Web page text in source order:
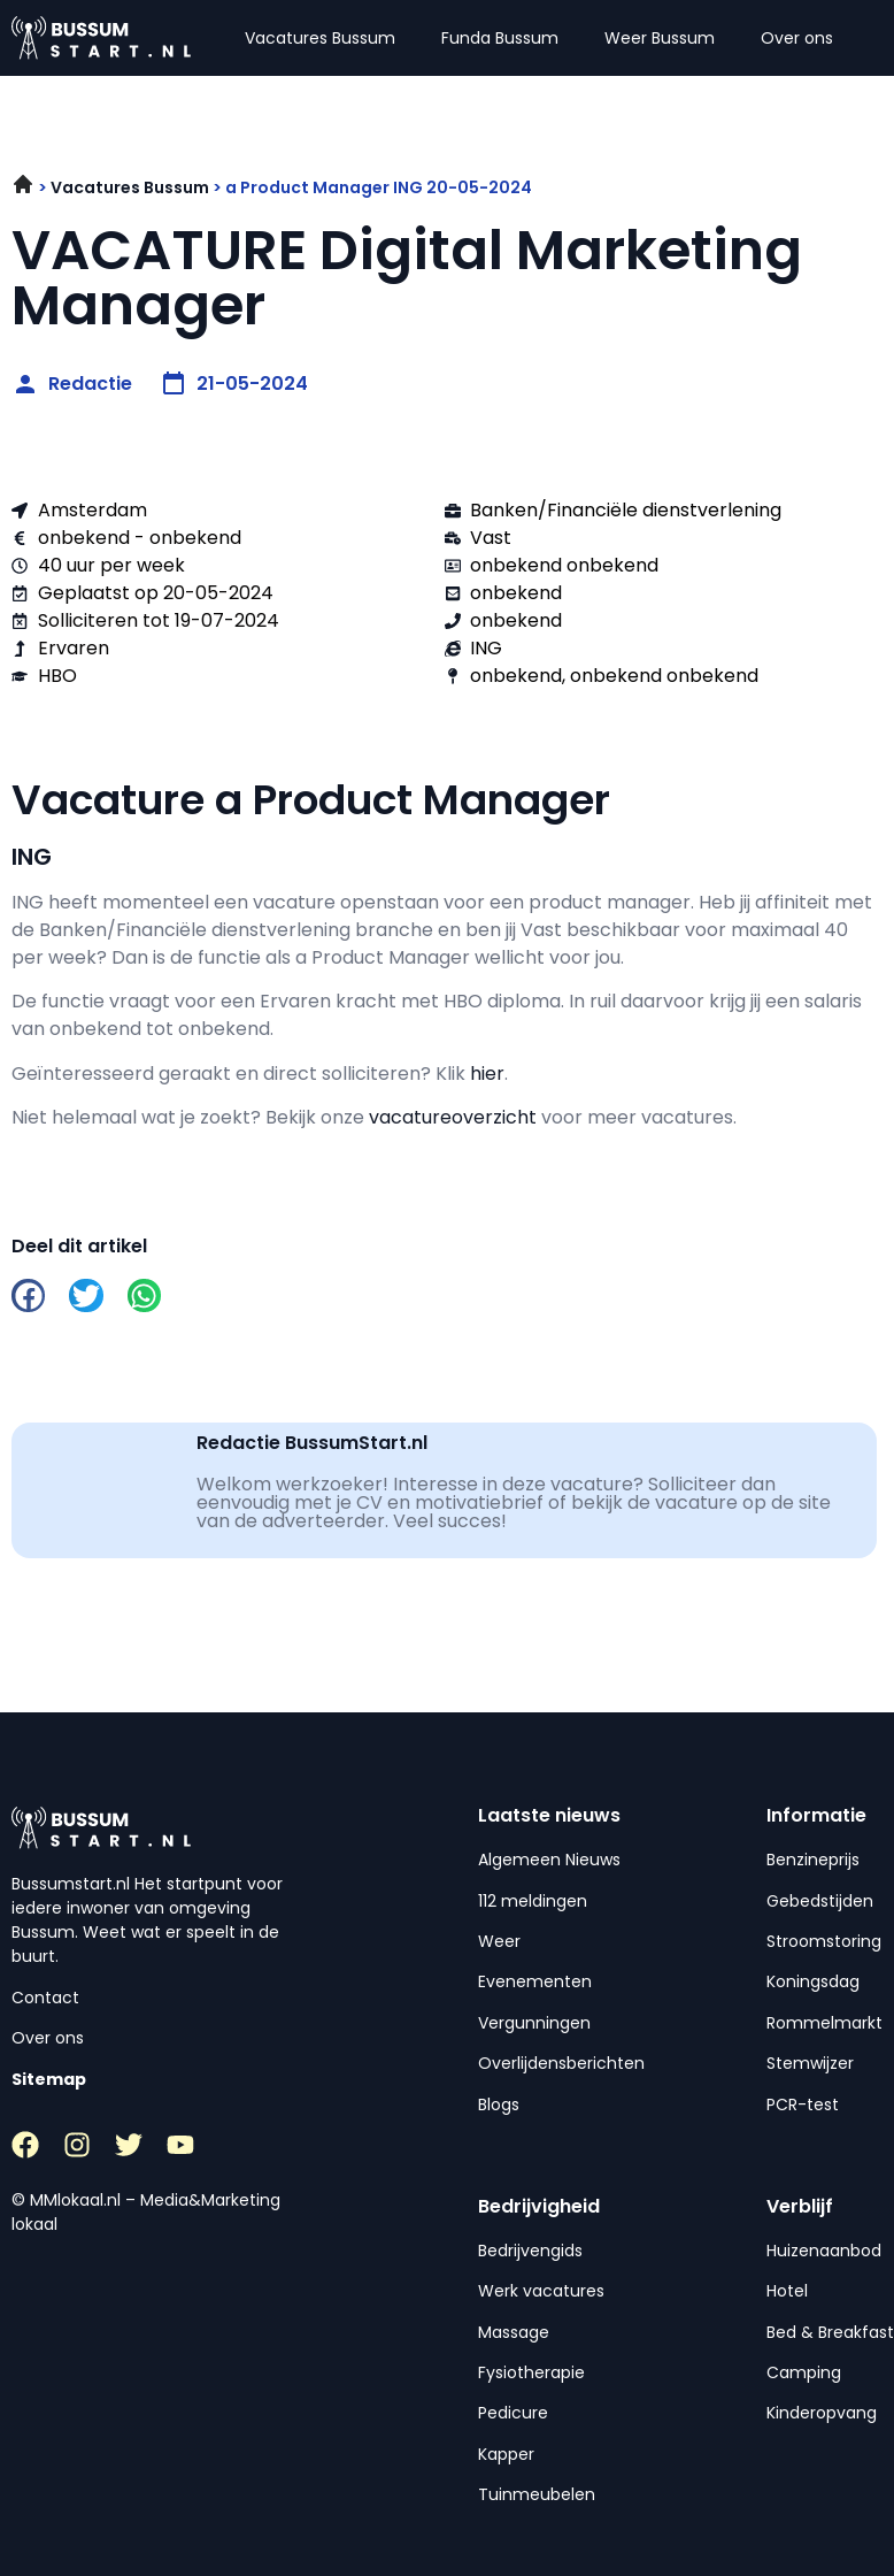
Vacatures Bussum Funda Bussum Weer Bussum Over ons
Vacatures Bussum a Product Manager ING 20-05-2024
VACATURE Digital Marketing
Manager
Redactie 21-05-2024
Amsterdam
onbekend - onbekend
40 uur per week
Geplaatst op 20-05-2024
Solliciteren tot 19-07-2024
Ervaren
HBO
Banken/Financiële dienstverlening
Vast
onbekend onbekend
onbekend
onbekend
ING
onbekend, onbekend onbekend
Vacature a Product Manager
ING
ING heeft momenteel een vacature openstaan voor een product manager. Heb jij affiniteit met
de Banken/Financiële dienstverlening branche en ben jij Vast beschikbaar voor maximaal 40
per week? Dan is de functie als a Product Manager wellicht voor jou.
De functie vraagt voor een Ervaren kracht met HBO diploma. In ruil daarvoor krijg jij een salaris
van onbekend tot onbekend.
Geïnteresseerd geraakt en direct solliciteren? Klik hier.
Niet helemaal wat je zoekt? Bekijk onze vacatureoverzicht voor meer vacatures.
Deel dit artikel
Redactie BussumStart.nl
Welkom werkzoeker! Interesse in deze vacature? Solliciteer dan
eenvoudig met je CV en motivatiebrief of bekijk de vacature op de site
van de adverteerder. Veel succes!
Bussumstart.nl Het startpunt voor
iedere inwoner van omgeving
Bussum. Weet wat er speelt in de
buurt.
Contact
Over ons
Sitemap
© MMlokaal.nl – Media&Marketing
lokaal
Laatste nieuws
Algemeen Nieuws
112 meldingen
Weer
Evenementen
Vergunningen
Overlijdensberichten
Blogs
Informatie
Benzineprijs
Gebedstijden
Stroomstoring
Koningsdag
Rommelmarkt
Stemwijzer
PCR-test
Bedrijvigheid
Bedrijvengids
Werk vacatures
Massage
Fysiotherapie
Pedicure
Kapper
Tuinmeubelen
Verblijf
Huizenaanbod
Hotel
Bed & Breakfast
Camping
Kinderopvang